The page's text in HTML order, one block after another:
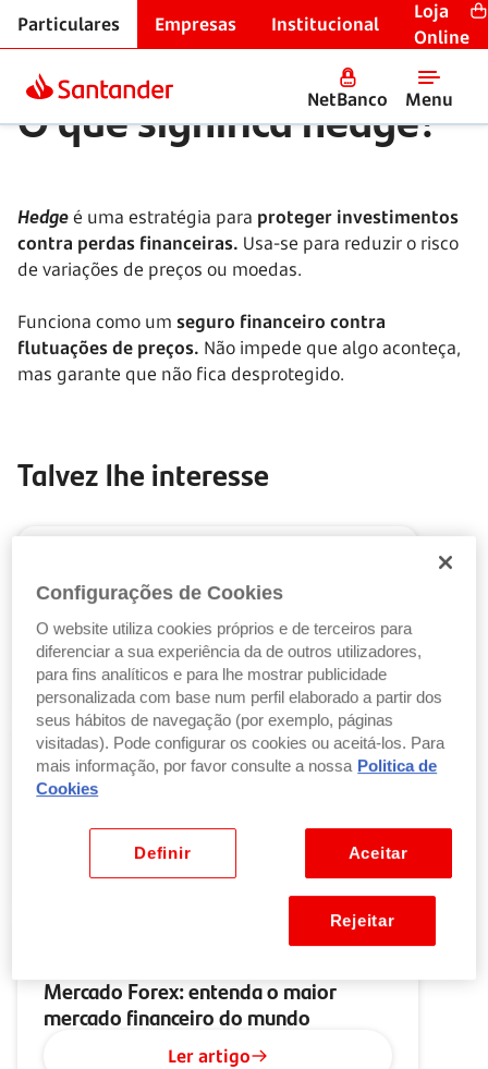
Particulares Empresas Institucional
Loja
Online
NetBanco Menu
Glossário financeiro
O que significa hedge?
Hedgeé uma estratégia para proteger investimentos
contra perdas financeiras. Usa-se para reduzir o risco
de variações de preços ou moedas.
Funciona como um seguro financeiro contra
flutuações de preços. Não impede que algo aconteça,
mas garante que não fica desprotegido.
Talvez lhe interesse
Como investir dinheiro: 7 dicas para
iniciantes
Ler artigo
Finanças
O investimento imobiliário é uma boa
solução para si?
Ler artigo
Mercado Forex: entenda o maior
mercado financeiro do mundo
Ler artigo
Configurações de Cookies
O website utiliza cookies próprios e de terceiros para
diferenciar a sua experiência da de outros utilizadores,
para fins analíticos e para lhe mostrar publicidade
personalizada com base num perfil elaborado a partir dos
seus hábitos de navegação (por exemplo, páginas
visitadas). Pode configurar os cookies ou aceitá-los. Para
mais informação, por favor consulte a nossa Politica de
Cookies
Aceitar
Definir
Rejeitar